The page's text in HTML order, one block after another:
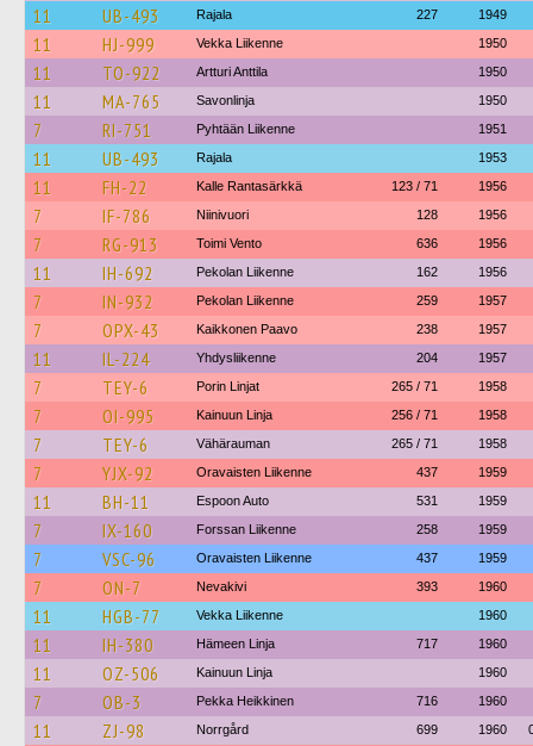
11 UB-493 Rajala 227 1949
11 HJ-999 Vekka Liikenne 1950
11 TO-922 Artturi Anttila 1950
11 MA-765 Savonlinja 1950
7 RI-751 Pyhtään Liikenne 1951
11 UB-493 Rajala 1953
11 FH-22 Kalle Rantasärkkä 123 / 71 1956
7 IF-786 Niinivuori 128 1956
7 RG-913 Toimi Vento 636 1956
11 IH-692 Pekolan Liikenne 162 1956
7 IN-932 Pekolan Liikenne 259 1957
7 OPX-43 Kaikkonen Paavo 238 1957
11 IL-224 Yhdysliikenne 204 1957
7 TEY-6 Porin Linjat 265 / 71 1958
7 OI-995 Kainuun Linja 256 / 71 1958
7 TEY-6 Vähärauman 265 / 71 1958
7 YJX-92 Oravaisten Liikenne 437 1959
11 BH-11 Espoon Auto 531 1959
7 IX-160 Forssan Liikenne 258 1959
7 VSC-96 Oravaisten Liikenne 437 1959
7 ON-7 Nevakivi 393 1960
11 HGB-77 Vekka Liikenne 1960
11 IH-380 Hämeen Linja 717 1960
11 OZ-506 Kainuun Linja 1960
7 OB-3 Pekka Heikkinen 716 1960
11 ZJ-98 Norrgård 699 1960